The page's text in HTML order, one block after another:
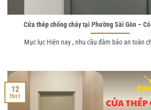
Cửa thép chống cháy tại Phường Sài Gòn –
Mục lục Hiện nay , nhu cầu đảm bảo an toàn
12
Th11